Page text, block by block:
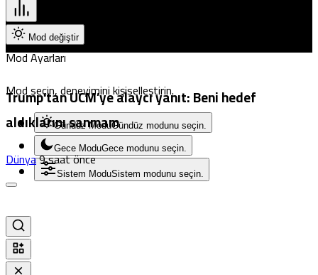
Mod değiştir
Mod Ayarları
Mod seçin, deneyimini kişiselleştirin.
Gündüz ModuGündüz modunu seçin.
Gece ModuGece modunu seçin.
Sistem ModuSistem modunu seçin.
Trump’tan UCM’ye alaycı yanıt: Beni hedef
aldıklarını sanmam
Dünya9 saat önce